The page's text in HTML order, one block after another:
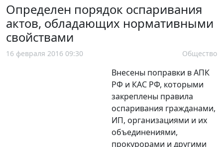
Определен порядок оспаривания
актов, обладающих нормативными
свойствами
16 февраля 2016 09:30 Общество
Внесены поправки в АПК
РФ и КАС РФ, которыми
закреплены правила
оспаривания гражданами,
ИП, организациями и их
объединениями,
прокурорами и другими